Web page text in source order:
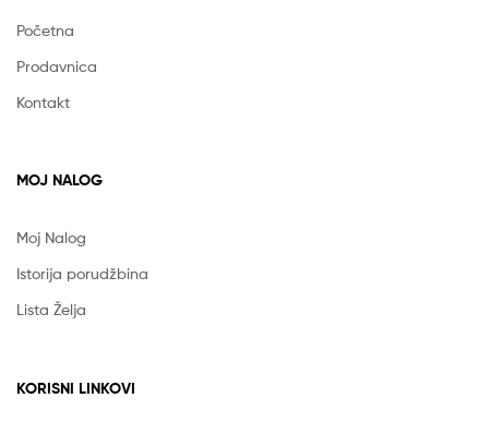
Početna
Prodavnica
Kontakt
MOJ NALOG
Moj Nalog
Istorija porudžbina
Lista Želja
KORISNI LINKOVI